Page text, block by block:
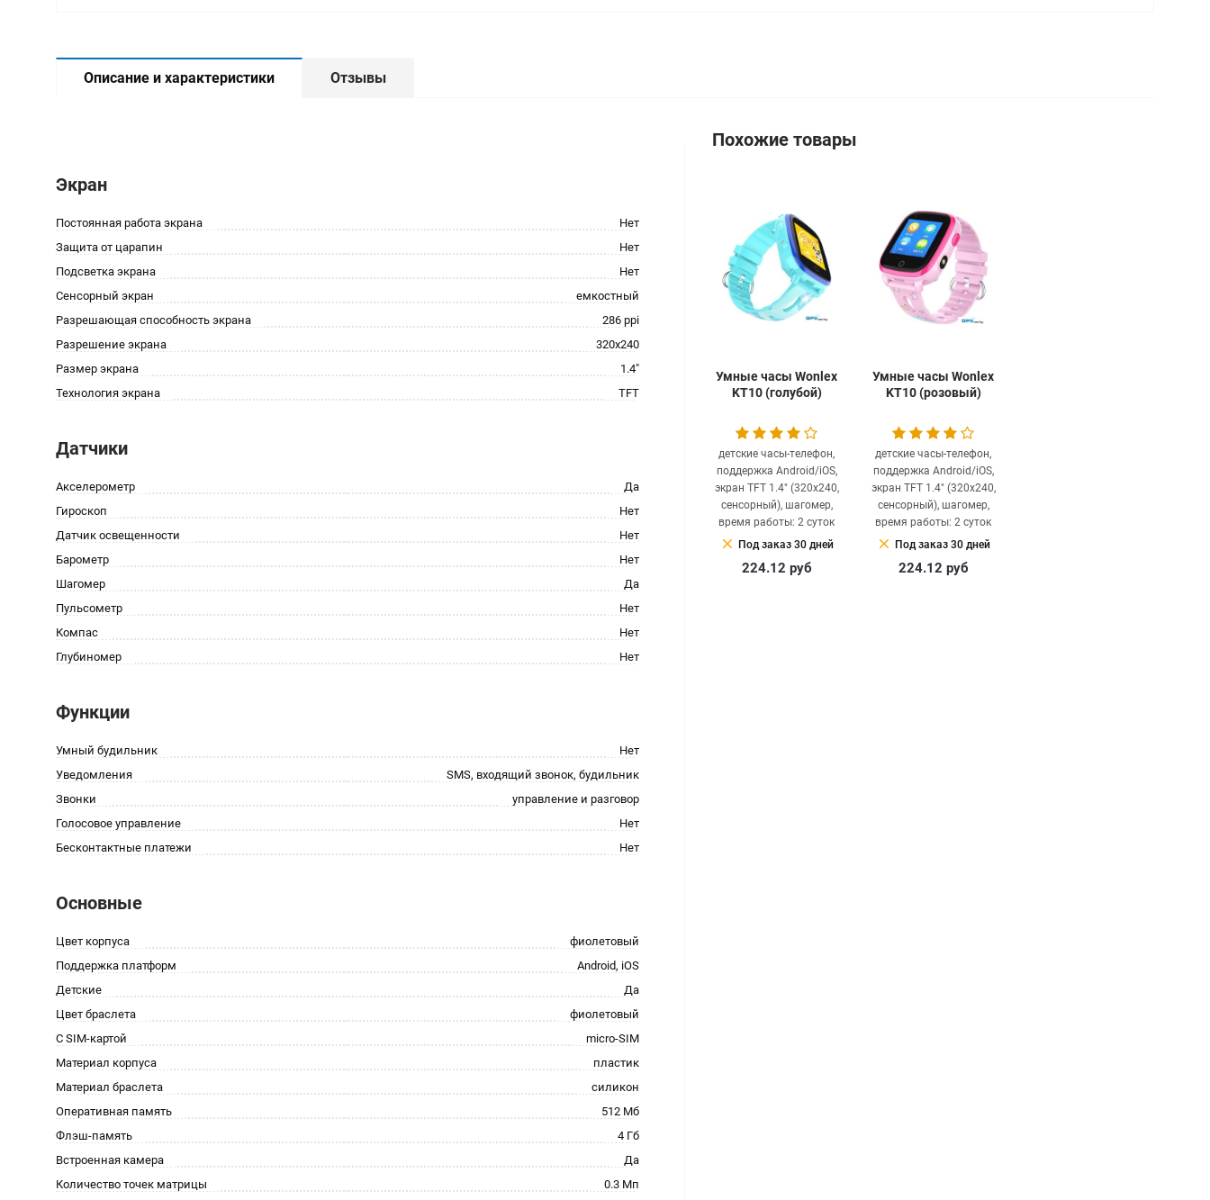
Описание и характеристики Отзывы
Экран
Постоянная работа экрана
Нет
Защита от царапин
Нет
Подсветка экрана
Нет
Сенсорный экран
емкостный
Разрешающая способность экрана
286 ppi
Разрешение экрана
320x240
Размер экрана
1.4"
Технология экрана
TFT
Датчики
Акселерометр
Да
Гироскоп
Нет
Датчик освещенности
Нет
Барометр
Нет
Шагомер
Да
Пульсометр
Нет
Компас
Нет
Глубиномер
Нет
Функции
Умный будильник
Нет
Уведомления
SMS, входящий звонок, будильник
Звонки
управление и разговор
Голосовое управление
Нет
Бесконтактные платежи
Нет
Основные
Цвет корпуса
фиолетовый
Поддержка платформ
Android, iOS
Детские
Да
Цвет браслета
фиолетовый
С SIM-картой
micro-SIM
Материал корпуса
пластик
Материал браслета
силикон
Оперативная память
512 Мб
Флэш-память
4 Гб
Встроенная камера
Да
Количество точек матрицы
0.3 Мп
Похожие товары
Умные часы Wonlex
KT10 (голубой)
детские часы-телефон,
поддержка Android/iOS,
экран TFT 1.4" (320x240,
сенсорный), шагомер,
время работы: 2 суток
clear Под заказ 30 дней
224.12 руб
Умные часы Wonlex
KT10 (розовый)
детские часы-телефон,
поддержка Android/iOS,
экран TFT 1.4" (320x240,
сенсорный), шагомер,
время работы: 2 суток
clear Под заказ 30 дней
224.12 руб